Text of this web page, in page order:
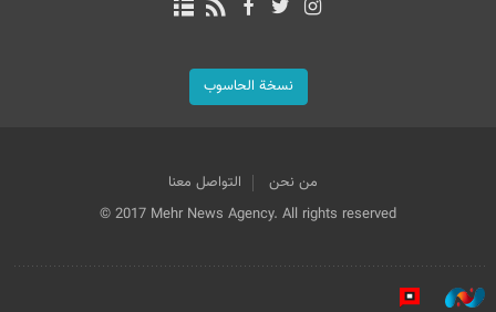
نسخة الحاسوب
من نحن
التواصل معنا
© 2017 Mehr News Agency. All rights reserved